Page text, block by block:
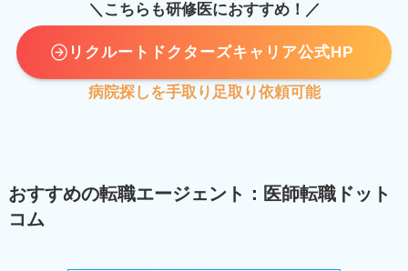
＼こちらも研修医におすすめ！／
リクルートドクターズキャリア公式HP
病院探しを手取り足取り依頼可能
おすすめの転職エージェント：医師転職ドット
コム